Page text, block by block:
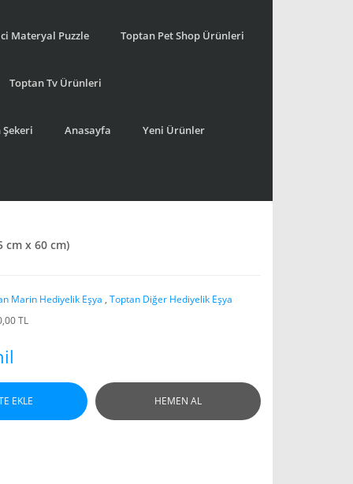
Materyal Puzzle Toptan Pet Shop Ürünleri
Toptan Tv Ürünleri
Anasayfa Yeni Ürünler
cm x 60 cm)
Marin Hediyelik Eşya , Toptan Diğer Hediyelik Eşya
TL
EKLE HEMEN AL